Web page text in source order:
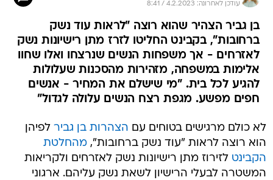
עודכן לאחרונה: 4.2.2023 / 8:41
בן גביר הצהיר שהוא רוצה "לראות עוד נשק
ברחובות", בקבינט החליטו לזרז מתן רישיונות נשק
לאזרחים - אך משפחות הנשים שנרצחו ואלו שחוו
אלימות במשפחה, מזהירות מהסכנות שעלולות
להגיע לכל בית. "מי שישלם את המחיר - אנשים
חפים מפשע. מגפת רצח הנשים עלולה לגדול"
לא כולם מרגישים בטוחים עם הצהרות בן גביר לפיהן
הוא רוצה לראות "עוד נשק ברחובות",מהחלטת
הקבינט לזירוז מתן רישיונות נשק לאזרחים ולקריאות
המשטרה לבעלי הרישיון לשאת נשק עליהם. ארגוני